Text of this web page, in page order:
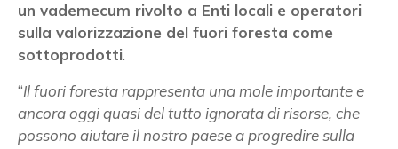
un vademecum rivolto a Enti locali e operatori
sulla valorizzazione del fuori foresta come
sottoprodotti.
“Il fuori foresta rappresenta una mole importante e
ancora oggi quasi del tutto ignorata di risorse, che
possono aiutare il nostro paese a progredire sulla